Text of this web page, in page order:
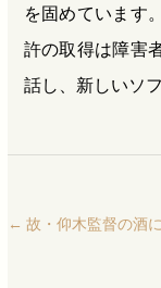
を固めています
許の取得は障害
話し、新しいソ
← 故・仰木監督の酒